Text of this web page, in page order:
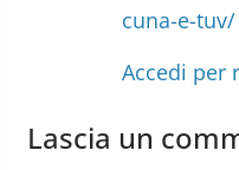
cuna-e-tuv/
Accedi per
Lascia un